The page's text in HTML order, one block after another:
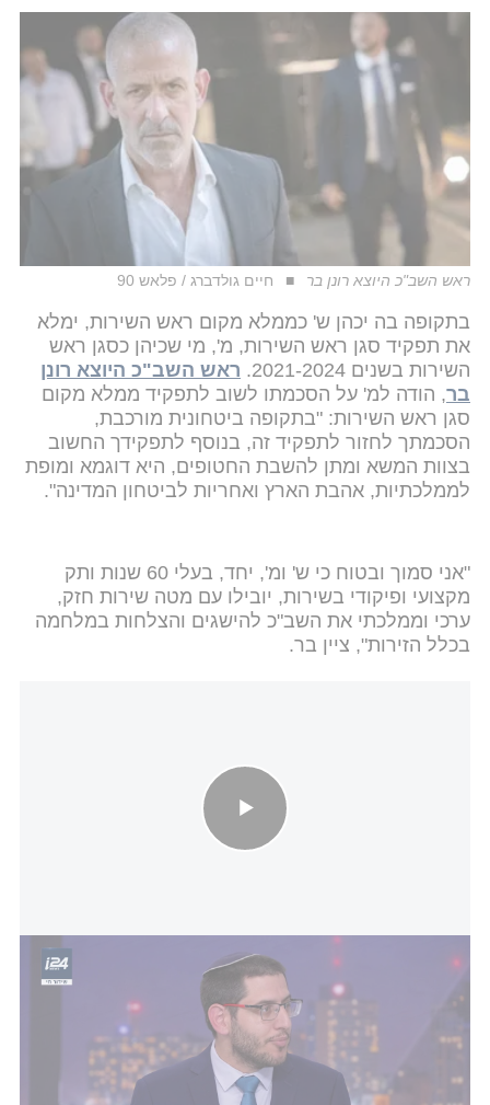
ראש השב"כ היוצא רונן בר חיים גולדברג / פלאש 90
בתקופה בה יכהן ש' כממלא מקום ראש השירות, ימלא
את תפקיד סגן ראש השירות, מ', מי שכיהן כסגן ראש
השירות בשנים 2021-2024.
ראש השב"כ היוצא רונן
בר, הודה למ' על הסכמתו לשוב לתפקיד ממלא מקום
סגן ראש השירות: "בתקופה ביטחונית מורכבת,
הסכמתך לחזור לתפקיד זה, בנוסף לתפקידך החשוב
בצוות המשא ומתן להשבת החטופים, היא דוגמא ומופת
לממלכתיות, אהבת הארץ ואחריות לביטחון המדינה".
"אני סמוך ובטוח כי ש' ומ', יחד, בעלי 60 שנות ותק
מקצועי ופיקודי בשירות, יובילו עם מטה שירות חזק,
ערכי וממלכתי את השב"כ להישגים והצלחות במלחמה
בכלל הזירות", ציין בר.
פרסום ראשון: בשל עמדת היועמ"שית - יו"ר הועדה המייעצת למינוי
בכירים לא ידון במועמדות זיני לראשות שב"כ
נשיא המדינה יצחק הרצוג הודה לבר על שירותו: "בתום
כהונתו של ראש השב”כ רונן בר היום, אני מבקש להודות
לו על שירותו רב השנים בו הקדיש את חייו למען ביטחון
מדינת ישראל ואזרחיה. מאז שבעה באוקטובר - תוך